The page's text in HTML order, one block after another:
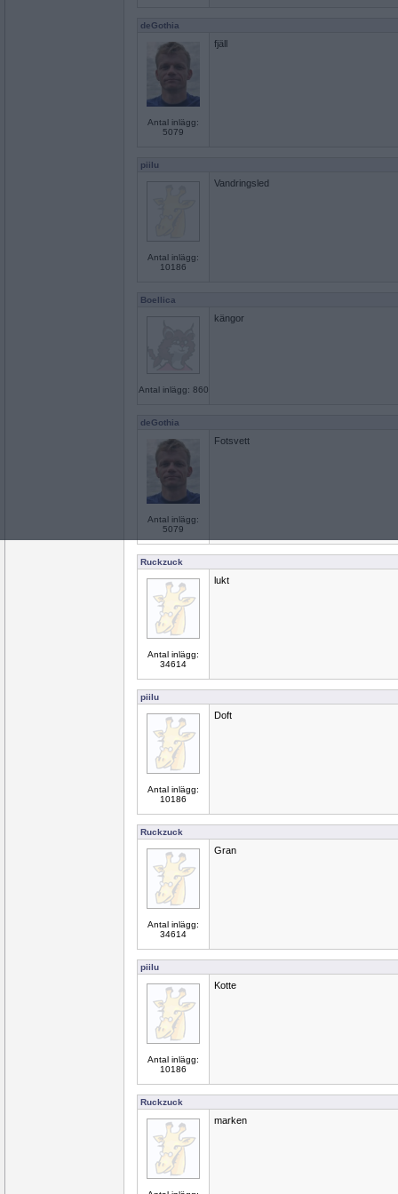
deGothia
Antal inlägg:
5079
fjäll
piilu
Antal inlägg:
10186
Vandringsled
Boellica
Antal inlägg: 860
kängor
deGothia
Antal inlägg:
5079
Fotsvett
Ruckzuck
Antal inlägg:
34614
lukt
piilu
Antal inlägg:
10186
Doft
Ruckzuck
Antal inlägg:
34614
Gran
piilu
Antal inlägg:
10186
Kotte
Ruckzuck
marken